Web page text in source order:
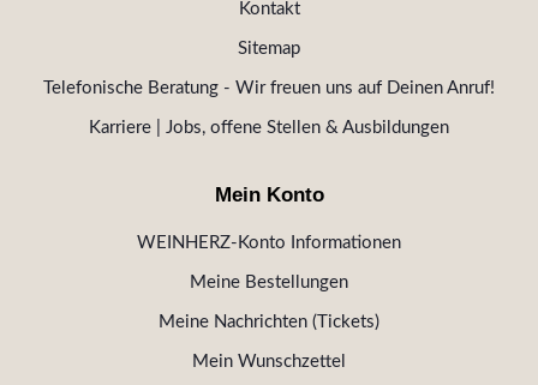
Kontakt
Sitemap
Telefonische Beratung - Wir freuen uns auf Deinen Anruf!
Karriere | Jobs, offene Stellen & Ausbildungen
Mein Konto
WEINHERZ-Konto Informationen
Meine Bestellungen
Meine Nachrichten (Tickets)
Mein Wunschzettel